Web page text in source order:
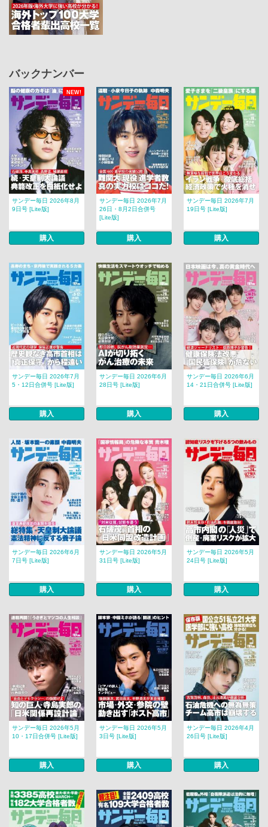
バックナンバー
NEW!
サンデー毎日 2026年8月
9日号 [Lite版]
購入
サンデー毎日 2026年7月
26日・8月2日合併号
[Lite版]
購入
サンデー毎日 2026年7月
19日号 [Lite版]
購入
サンデー毎日 2026年7月
5・12日合併号 [Lite版]
購入
サンデー毎日 2026年6月
28日号 [Lite版]
購入
サンデー毎日 2026年6月
14・21日合併号 [Lite版]
購入
サンデー毎日 2026年6月
7日号 [Lite版]
購入
サンデー毎日 2026年5月
31日号 [Lite版]
購入
サンデー毎日 2026年5月
24日号 [Lite版]
購入
サンデー毎日 2026年5月
10・17日合併号 [Lite版]
購入
サンデー毎日 2026年5月
3日号 [Lite版]
購入
サンデー毎日 2026年4月
26日号 [Lite版]
購入